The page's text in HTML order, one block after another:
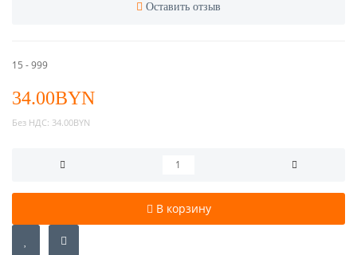
Оставить отзыв
15 - 999
34.00BYN
Без НДС: 34.00BYN
В корзину